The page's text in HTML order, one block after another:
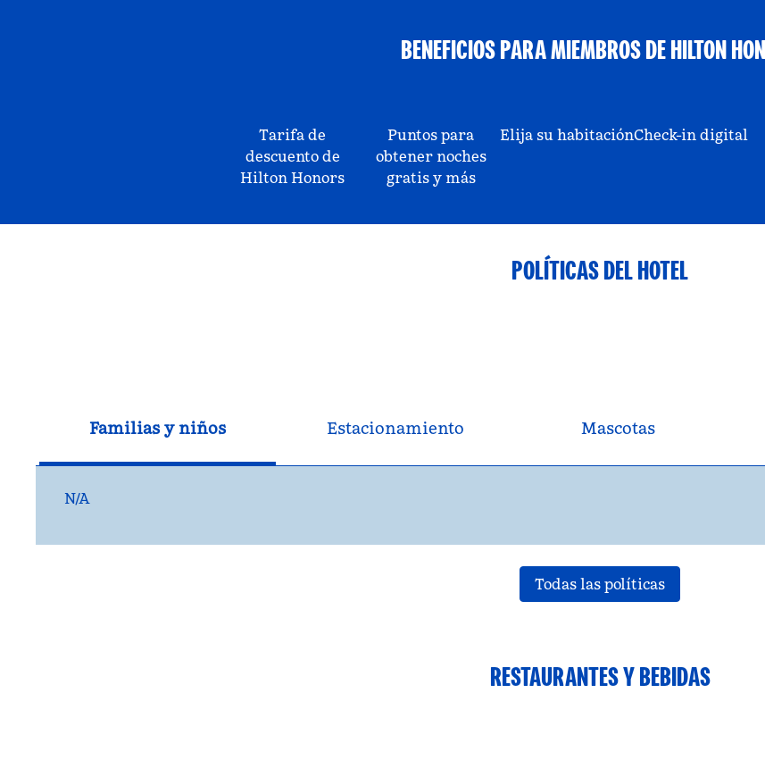
BENEFICIOS PARA MIEMBROS DE HILTON
Tarifa de
descuento de
Hilton Honors
Puntos para
obtener noches
gratis y más
Elija su habitaciónCheck-in digital
POLÍTICAS DEL HOTEL
Familias y niños Estacionamiento Mascotas
N/A
Todas las políticas
RESTAURANTES Y BEBIDAS